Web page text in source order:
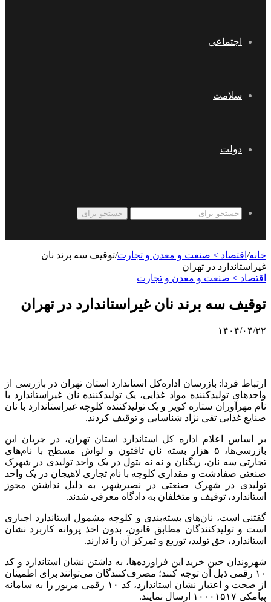
اجتماعی
سلامت
دولت
جستجو برای
خانه/ اقتصاد > صنعت و معدن و تجارت/توقیف سه برند نان
غیراستاندارد در تهران
اقتصاد > صنعت و معدن و تجارت
توقیف سه برند نان غیراستاندارد در تهران
۱۴۰۴/۰۴/۲۲
ارتباط فردا: بازرسان اداره‌کل استاندارد استان تهران در بازرسی از
واحدهای تولیدکننده مواد غذایی، یک تولیدکننده نان غیراستاندارد با
نام مهرآوران ستاره کویر و یک تولیدکننده کلوچه غیراستاندارد با نان
صنایع غذایی تقی نژاد شناسایی و توقیف کردند.
بر اساس اعلام اداره کل استاندارد استان تهران، در جریان این
بازرسی‌ها، ۵ هزار بسته نان تافتون و لواش
مسطح با نام‌های
تجارتی سه نان، ریگنان و نه نه بتول در یک واحد تولیدی در شهرک
صنعتی صفادشت و مقداری کلوچه با نام تجاری لاهیجان در یک واحد
تولیدی در شهرک صنعتی در نصیرشهر ، به دلیل نداشتن مجوز
استاندارد، توقیف و متخلفان به دادگاه معرفی شدند.
گفتنی است، نان‌های بسته‌بندی و کلوچه مشمول استاندارد اجباری
است و تولیدکنندگان مطابق قانون، بدون اخذ پروانه کاربرد نشان
استاندارد، حق تولید، توزیع و تمرکز آن را ندارند.
شهروندان حین خرید این فراورده‌ها، به داشتن نشان استاندارد و کد
۱۰ رقمی ذیل آن توجه کنند؛ مصرف‌کنندگان می‌توانند برای اطمینان
از صحت و اعتبار نشان استاندارد، کد ۱۰ رقمی مزبور را به سامانه
پیامکی ۱۰۰۰۱۵۱۷ ارسال نمایند.